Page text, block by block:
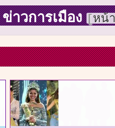
ข่าวการเมือง หน้